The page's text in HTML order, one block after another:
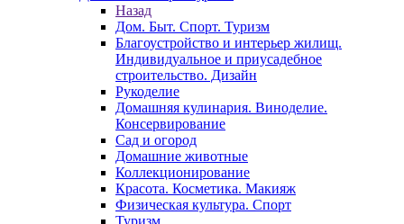
Назад
Дом. Быт. Спорт. Туризм
Благоустройство и интерьер жилищ.
Индивидуальное и приусадебное
строительство. Дизайн
Рукоделие
Домашняя кулинария. Виноделие.
Консервирование
Сад и огород
Домашние животные
Коллекционирование
Красота. Косметика. Макияж
Физическая культура. Спорт
Туризм